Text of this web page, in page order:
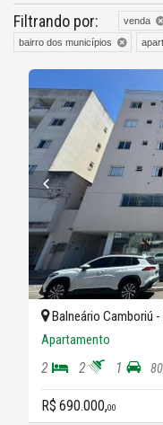
Filtrando por: venda
bairro dos municípios
Balneário Camboriú -
Apartamento
2 2 1
R$ 690.000,00